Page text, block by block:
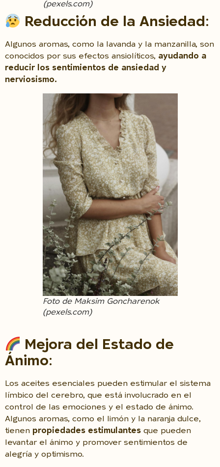
(pexels.com)
Reducción de la Ansiedad:
Algunos aromas, como la lavanda y la manzanilla, son
conocidos por sus efectos ansiolíticos, ayudando a
reducir los sentimientos de ansiedad y
nerviosismo.
Foto de Maksim Goncharenok
(pexels.com)
Mejora del Estado de
Ánimo:
Los aceites esenciales pueden estimular el sistema
límbico del cerebro, que está involucrado en el
control de las emociones y el estado de ánimo.
Algunos aromas, como el limón y la naranja dulce,
tienen propiedades estimulantes que pueden
levantar el ánimo y promover sentimientos de
alegría y optimismo.